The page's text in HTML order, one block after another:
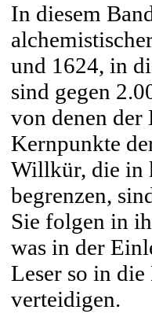
In diesem
und 1624, in
sind gegen
von denen der
Kernpunkte
Willkür, die in
begrenzen,
Sie folgen in
was in der
Leser so in die
verteidigen.